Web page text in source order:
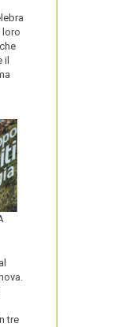
loro
il
tre